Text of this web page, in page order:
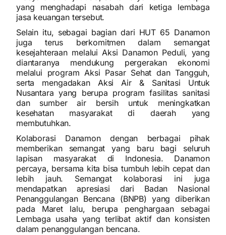
yang menghadapi nasabah dari ketiga lembaga
jasa keuangan tersebut.
Selain itu, sebagai bagian dari HUT 65 Danamon
juga terus berkomitmen dalam semangat
kesejahteraan melalui Aksi Danamon Peduli, yang
diantaranya mendukung pergerakan ekonomi
melalui program Aksi Pasar Sehat dan Tangguh,
serta mengadakan Aksi Air & Sanitasi Untuk
Nusantara yang berupa program fasilitas sanitasi
dan sumber air bersih untuk meningkatkan
kesehatan masyarakat di daerah yang
membutuhkan.
Kolaborasi Danamon dengan berbagai pihak
memberikan semangat yang baru bagi seluruh
lapisan masyarakat di Indonesia. Danamon
percaya, bersama kita bisa tumbuh lebih cepat dan
lebih jauh. Semangat kolaborasi ini juga
mendapatkan apresiasi dari Badan Nasional
Penanggulangan Bencana (BNPB) yang diberikan
pada Maret lalu, berupa penghargaan sebagai
Lembaga usaha yang terlibat aktif dan konsisten
dalam penanggulangan bencana.